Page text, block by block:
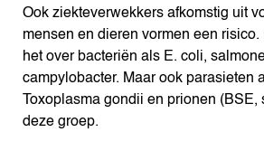
Ook ziekteverwekkers afkomstig uit
mensen en dieren vormen een
het over bacteriën als E. coli,
campylobacter. Maar ook parasieten
Toxoplasma gondii en prionen
deze groep.